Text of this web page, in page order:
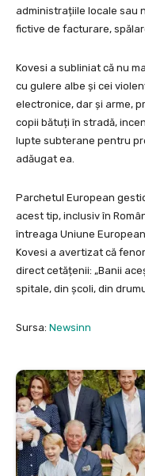
administrațiile locale sau
fictive de facturare,
Kovesi a subliniat că nu
cu gulere albe și cei
electronice, dar și arme,
copii bătuți în stradă,
lupte subterane pentru
adăugat ea.
Parchetul European
acest tip, inclusiv în
întreaga Uniune
Kovesi a avertizat că
direct cetățenii: „Banii
spitale, din școli, din
Sursa: Newsinn